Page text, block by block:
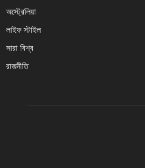
অস্ট্রেলিয়া
লাইফ স্টাইল
সারা বিশ্ব
রাজনীতি